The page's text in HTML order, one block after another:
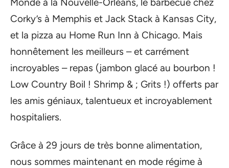
Monde à la Nouvelle-Orléans, le barbecue chez
Corky’s à Memphis et Jack Stack à Kansas City,
et la pizza au Home Run Inn à Chicago. Mais
honnêtement les meilleurs – et carrément
incroyables – repas (jambon glacé au bourbon !
Low Country Boil ! Shrimp & ; Grits !) offerts par
les amis géniaux, talentueux et incroyablement
hospitaliers.
Grâce à 29 jours de très bonne alimentation,
nous sommes maintenant en mode régime à